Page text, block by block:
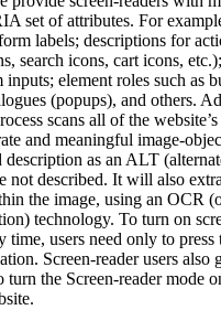
set of attributes. For
labels; descriptions for
search icons, cart icons,
element roles such as
(popups), and others.
scans all of the
and meaningful image-
description as an ALT
not described. It will also
the image, using an OCR
technology. To turn on
time, users need only to press
Screen-reader users also
turn the Screen-reader mode